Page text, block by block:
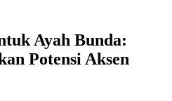
Ayah Bunda:
Potensi Aksen